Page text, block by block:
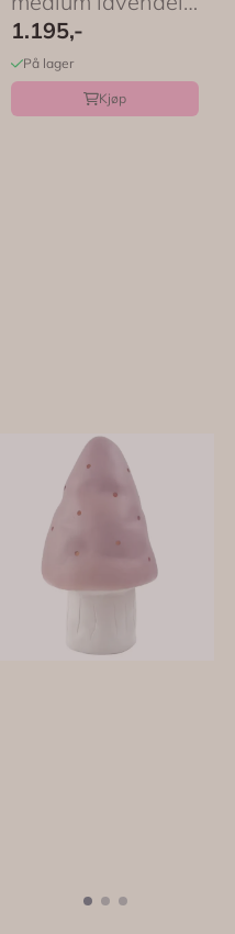
– Egmont Toys
1.195,-
På lager
Kjøp